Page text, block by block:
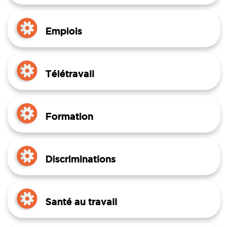
Emplois
Télétravail
Formation
Discriminations
Santé au travail